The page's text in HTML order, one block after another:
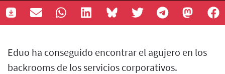
Eduo ha conseguido encontrar el agujero en los
backrooms de los servicios corporativos.